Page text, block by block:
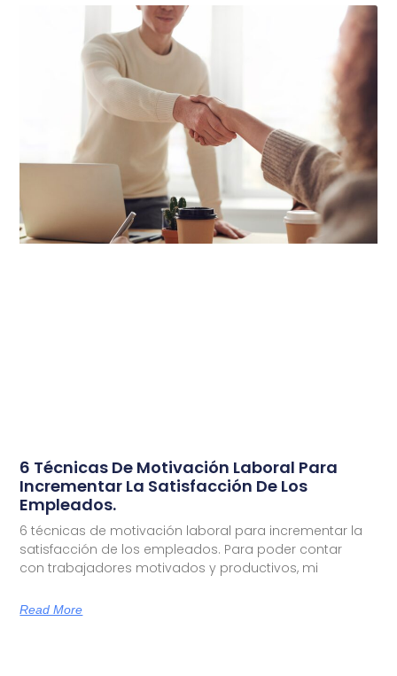
6 Técnicas De Motivación Laboral Para
Incrementar La Satisfacción De Los
Empleados.
6 técnicas de motivación laboral para incrementar la
satisfacción de los empleados. Para poder contar
con trabajadores motivados y productivos, mi
Read More